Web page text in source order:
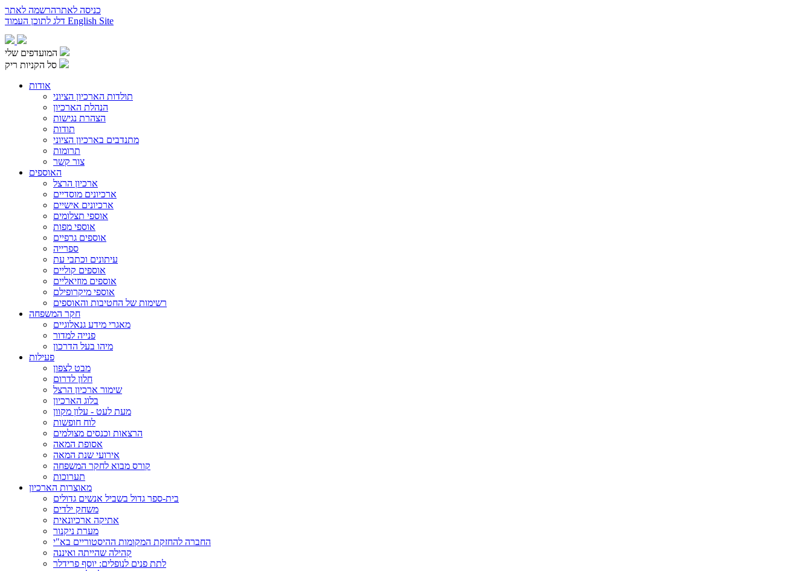
כניסה לאתרהרשמה לאתר
English Site
המועדפים שלי
סל הקניות ריק
אודות
תולדות הארכיון הציוני
הנהלת הארכיון
הצהרת נגישות
תודות
מתנדבים בארכיון הציוני
תרומות
צור קשר
האוספים
ארכיון הרצל
ארכיונים מוסדיים
ארכיונים אישיים
אוספי תצלומים
אוספי מפות
אוספים גרפיים
ספרייה
עיתונים וכתבי עת
אוספים קוליים
אוספים מוזיאליים
אוספי מיקרופילם
רשימות של החטיבות והאוספים
חקר המשפחה
מאגרי מידע גנאלוגיים
פנייה למדור
מיהו בעל הדרכון
פעילות
מבט לצפון
חלון לדרום
שימור ארכיון הרצל
בלוג הארכיון
מעת לעט - עלון מקוון
לוח חופשות
הרצאות וכנסים מצולמים
אסופת המאה
אירועי שנת המאה
קורס מבוא לחקר המשפחה
תערוכות
מאוצרות הארכיון
בית-ספר גדול בשביל אנשים גדולים
משחק ילדים
אתיקה ארכיונאית
מערת ניקנור
החברה להחזקת המקומות ההיסטוריים בא"י
קהילה שהייתה ואיננה
לתת פנים לנופלים: יוסף פרידלר